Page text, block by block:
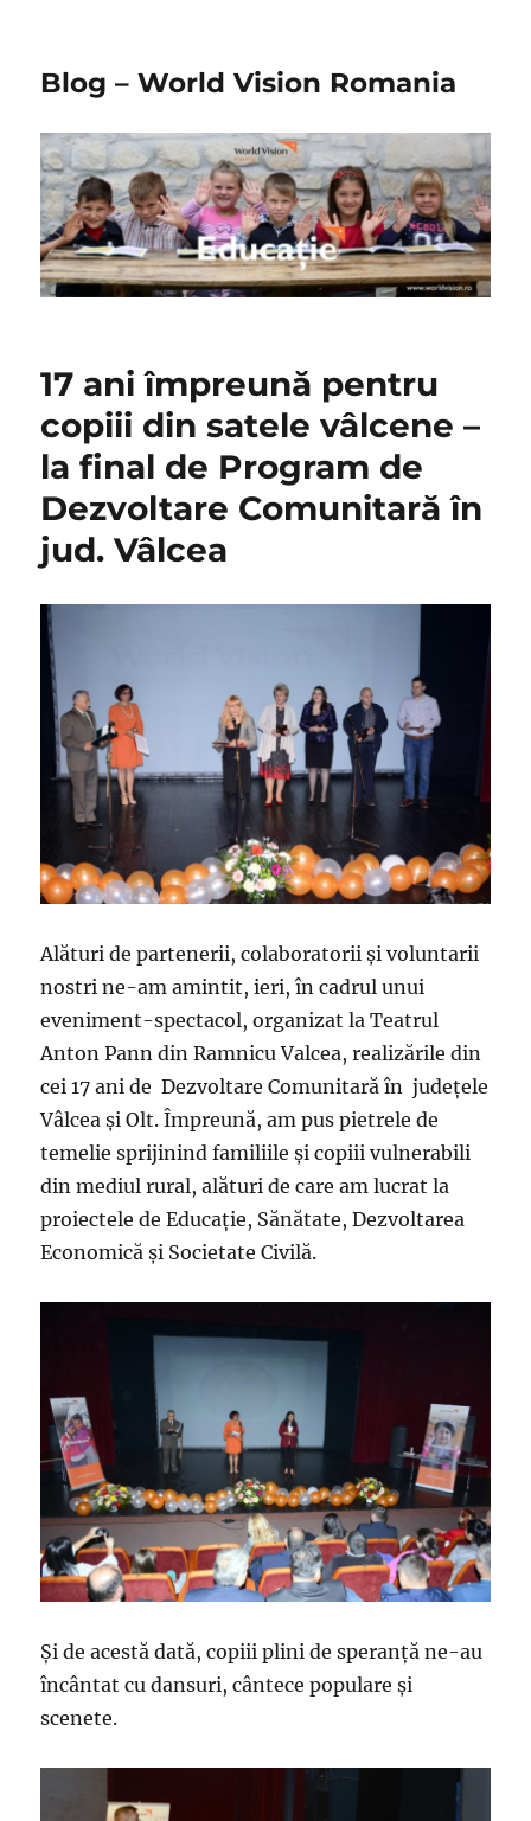
Blog – World Vision Romania
17 ani împreună pentru
copiii din satele vâlcene –
la final de Program de
Dezvoltare Comunitară în
jud. Vâlcea
Alături de partenerii, colaboratorii şi voluntarii
nostri ne-am amintit, ieri, în cadrul unui
eveniment-spectacol, organizat la Teatrul
Anton Pann din Ramnicu Valcea, realizările din
cei 17 ani de Dezvoltare Comunitară în judeţele
Vâlcea şi Olt. Împreună, am pus pietrele de
temelie sprijinind familiile şi copiii vulnerabili
din mediul rural, alături de care am lucrat la
proiectele de Educaţie, Sănătate, Dezvoltarea
Economică şi Societate Civilă.
Şi de acestă dată, copiii plini de speranţă ne-au
încântat cu dansuri, cântece populare şi
scenete.